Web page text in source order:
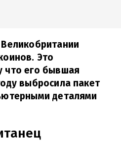
Это
что его бывшая
выбросила пакет
деталями